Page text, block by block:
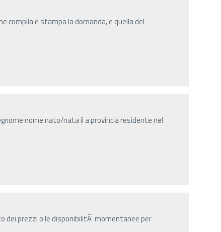
compila e stampa la domanda, e quella del
nome nato/nata il a provincia residente nel
dei prezzi o le disponibilitÃ momentanee per